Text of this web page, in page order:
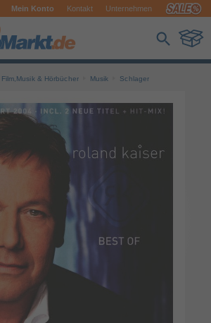
Mein Konto Kontakt Unternehmen
Film,Musik & Hörbücher Musik Schlager